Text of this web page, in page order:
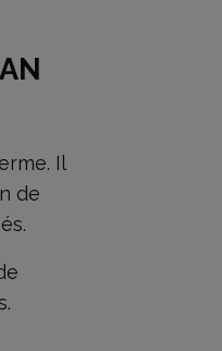
Il
de